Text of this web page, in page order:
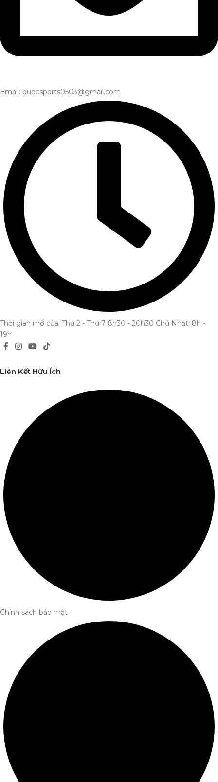
Email: quocsports0503@gmail.com
Thời gian mở cửa: Thứ 2 - Thứ 7 8h30 - 20h30 Chủ Nhật: 8h -
19h
Liên Kết Hữu Ích
Chính sách bảo mật